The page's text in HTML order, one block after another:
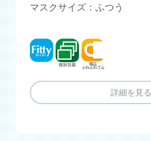
マスクサイズ：ふつう
フィッティ個別包装
詳細を見る